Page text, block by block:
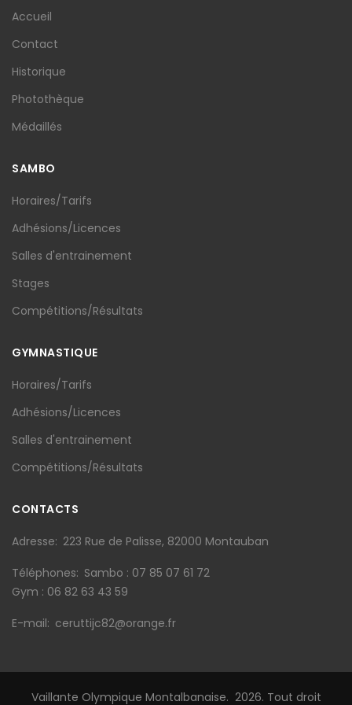
Accueil
Contact
Historique
Photothèque
Médaillés
SAMBO
Horaires/Tarifs
Adhésions/Licences
Salles d'entrainement
Stages
Compétitions/Résultats
GYMNASTIQUE
Horaires/Tarifs
Adhésions/Licences
Salles d'entrainement
Compétitions/Résultats
CONTACTS
Adresse 223 Rue de Palisse, 82000 Montauban
Téléphones Sambo : 07 85 07 61 72
Gym : 06 82 63 43 59
E-mail ceruttijc82@orange.fr
Vaillante Olympique Montalbanaise. 2026. Tout droit